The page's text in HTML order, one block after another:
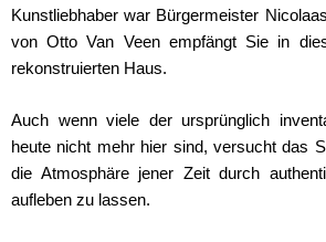
Kunstliebhaber war Bürgermeister
von Otto Van Veen empfängt Sie in
rekonstruierten Haus.
Auch wenn viele der ursprünglich
heute nicht mehr hier sind, versucht das
die Atmosphäre jener Zeit durch
aufleben zu lassen.